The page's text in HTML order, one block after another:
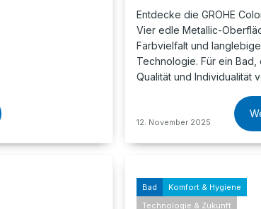
Entdecke die GROHE
Vier edle Metallic-
Farbvielfalt und
Technologie. Für ein Bad,
Qualität und Individualität
12. November 2025
Bad
Komfort & Hygiene
Technologie & Zukunft